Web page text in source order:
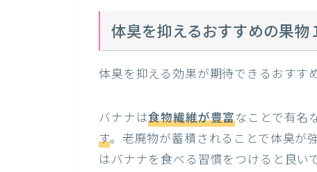
体臭を抑えるおすすめの果物
体臭を抑える効果が期待できるおすす
バナナは食物繊維が豊富なことで有名
す。老廃物が蓄積されることで体臭が
はバナナを食べる習慣をつけると良い